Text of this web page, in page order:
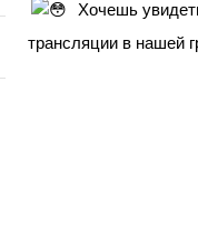
Хочешь
трансляции в нашей